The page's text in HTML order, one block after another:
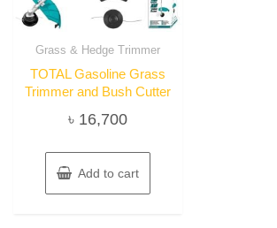
Grass & Hedge Trimmer
TOTAL Gasoline Grass
Trimmer and Bush Cutter
৳ 16,700
Add to cart